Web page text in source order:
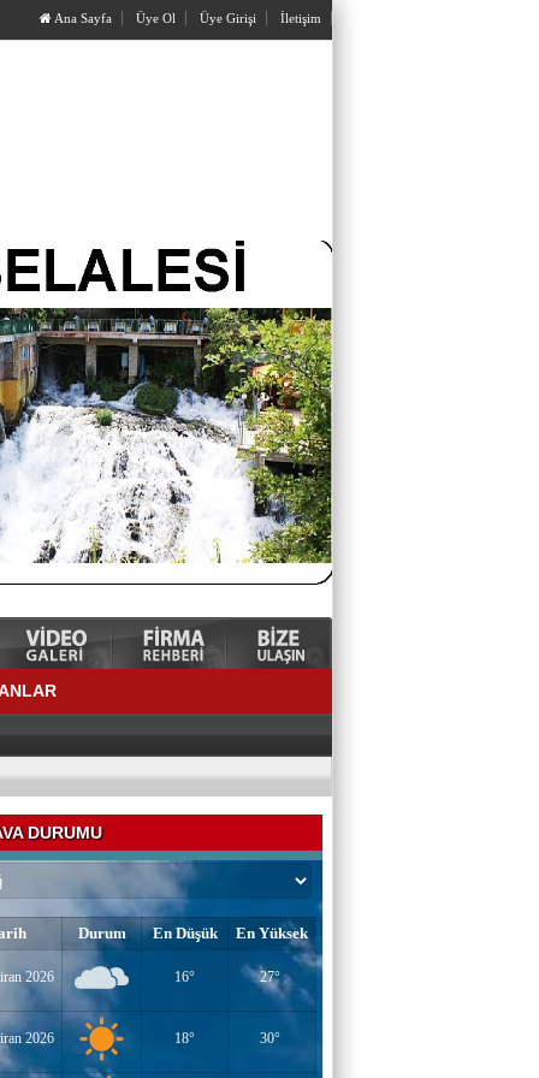
Ana Sayfa Üye Ol Üye Girişi İletişim
DURUMU
Durum En Düşük En Yüksek
2026 16° 27°
2026 18° 30°
YAZAR-ŞAİR MİRAÇ DOĞAN
Mavi Işık İnsanları